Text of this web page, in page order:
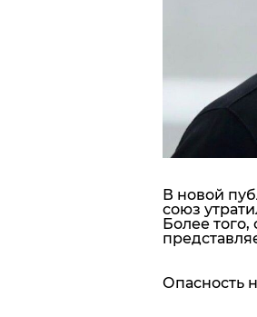
В новой
союз
Более
Опасность